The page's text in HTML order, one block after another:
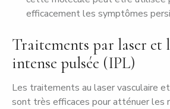
efficacement les symptômes
Traitements par laser et
intense pulsée (IPL)
Les traitements au laser vasculaire
sont très efficaces pour atténuer les